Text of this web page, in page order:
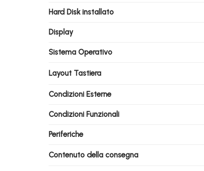
Hard Disk installato
Display
Sistema Operativo
Layout Tastiera
Condizioni Esterne
Condizioni Funzionali
Periferiche
Contenuto della consegna